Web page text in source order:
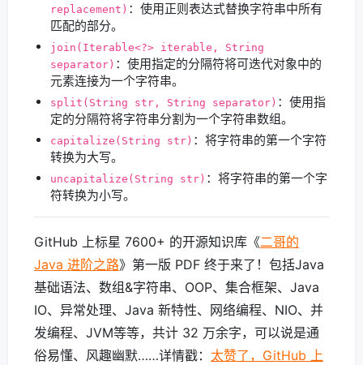
replacement) ：使用正则表达式替换字符串中所有
匹配的部分。
join(Iterable<?> iterable, String
separator) ：使用指定的分隔符将可迭代对象中的
元素连接为一个字符串。
split(String str, String separator) ：使用指
定的分隔符将字符串分割为一个字符串数组。
capitalize(String str) ：将字符串的第一个字符
转换为大写。
uncapitalize(String str) ：将字符串的第一个字
符转换为小写。
GitHub 上标星 7600+ 的开源知识库《二哥的
Java 进阶之路》第一版 PDF 终于来了！包括Java
基础语法、数组&字符串、OOP、集合框架、Java
IO、异常处理、Java 新特性、网络编程、NIO、并
发编程、JVM等等，共计 32 万余字，可以说是通
俗易懂、风趣幽默……详情戳： 太赞了，GitHub 上